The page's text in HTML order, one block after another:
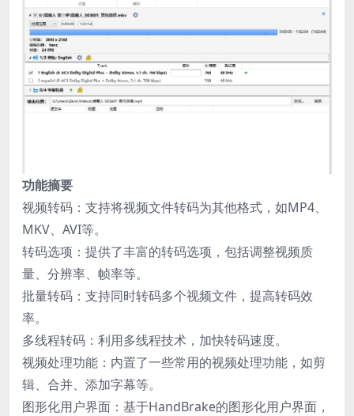
功能摘要
视频转码：支持将视频文件转码为其他格式，如MP4、
MKV、AVI等。
转码选项：提供了丰富的转码选项，包括调整视频质
量、分辨率、帧率等。
批量转码：支持同时转码多个视频文件，提高转码效
率。
多线程转码：利用多线程技术，加快转码速度。
视频处理功能：内置了一些常用的视频处理功能，如剪
辑、合并、添加字幕等。
图形化用户界面：基于HandBrake的图形化用户界面，